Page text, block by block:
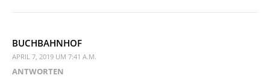
BUCHBAHNHOF
APRIL 7, 2019 UM 7:41 A.M.
ANTWORTEN